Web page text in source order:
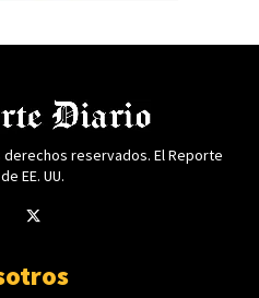
reservados. El Reporte
EE. UU.